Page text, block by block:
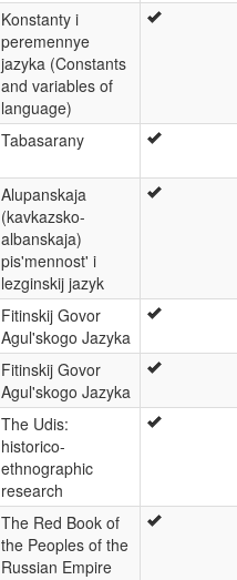
Konstanty i
peremennye
jazyka (Constants
and variables of
language)
Tabasarany
Alupanskaja
(kavkazsko-
albanskaja)
pis'mennost' i
lezginskij jazyk
Fitinskij Govor
Agul'skogo Jazyka
Fitinskij Govor
Agul'skogo Jazyka
The Udis:
historico-
ethnographic
research
The Red Book of
the Peoples of the
Russian Empire